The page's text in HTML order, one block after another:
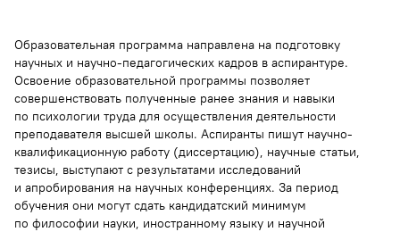
Образовательная программа направлена на подготовку
научных и научно-педагогических кадров в аспирантуре.
Освоение образовательной программы позволяет
совершенствовать полученные ранее знания и навыки
по психологии труда для осуществления деятельности
преподавателя высшей школы. Аспиранты пишут научно-
квалификационную работу (диссертацию), научные статьи,
тезисы, выступают с результатами исследований
и апробирования на научных конференциях. За период
обучения они могут сдать кандидатский минимум
по философии науки, иностранному языку и научной